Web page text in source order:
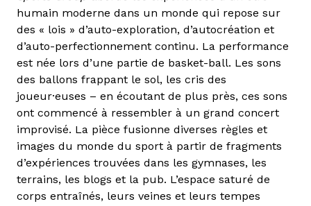
humain moderne dans un monde qui repose sur
des « lois » d’auto-exploration, d’autocréation et
d’auto-perfectionnement continu. La performance
est née lors d’une partie de basket-ball. Les sons
des ballons frappant le sol, les cris des
joueur·euses – en écoutant de plus près, ces sons
ont commencé à ressembler à un grand concert
improvisé. La pièce fusionne diverses règles et
images du monde du sport à partir de fragments
d’expériences trouvées dans les gymnases, les
terrains, les blogs et la pub. L’espace saturé de
corps entraînés, leurs veines et leurs tempes